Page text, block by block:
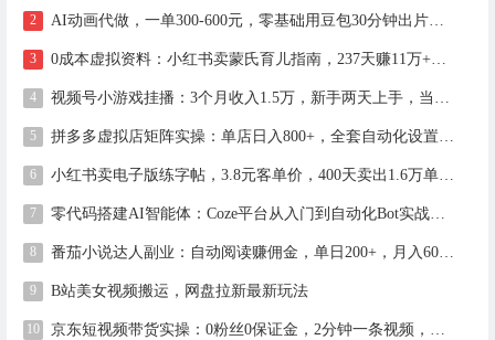
AI动画代做，一单300-600元，零基础用豆包30分钟出片，长期接单渠道公开
0成本虚拟资料：小红书卖蒙氏育儿指南，237天赚11万+（附全流程操作）
视频号小游戏挂播：3个月收入1.5万，新手两天上手，当天见收益
拼多多虚拟店矩阵实操：单店日入800+，全套自动化设置教学
小红书卖电子版练字帖，3.8元客单价，400天卖出1.6万单的全流程拆解
零代码搭建AI智能体：Coze平台从入门到自动化Bot实战全攻略
番茄小说达人副业：自动阅读赚佣金，单日200+，月入6000-15000
B站美女视频搬运，网盘拉新最新玩法
京东短视频带货实操：0粉丝0保证金，2分钟一条视频，新手日赚1千+